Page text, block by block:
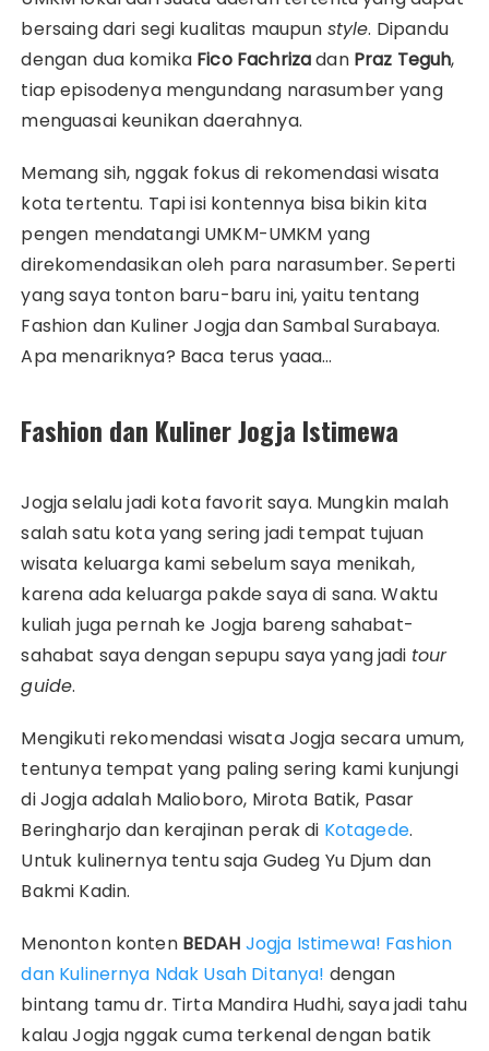
bersaing dari segi kualitas maupun style. Dipandu
dengan dua komika Fico Fachrizadan Praz Teguh,
tiap episodenya mengundang narasumber yang
menguasai keunikan daerahnya.
Memang sih, nggak fokus di rekomendasi wisata
kota tertentu. Tapi isi kontennya bisa bikin kita
pengen mendatangi UMKM-UMKM yang
direkomendasikan oleh para narasumber. Seperti
yang saya tonton baru-baru ini, yaitu tentang
Fashion dan Kuliner Jogja dan Sambal Surabaya.
Apa menariknya? Baca terus yaaa…
Fashion dan Kuliner Jogja Istimewa
Jogja selalu jadi kota favorit saya. Mungkin malah
salah satu kota yang sering jadi tempat tujuan
wisata keluarga kami sebelum saya menikah,
karena ada keluarga pakde saya di sana. Waktu
kuliah juga pernah ke Jogja bareng sahabat-
sahabat saya dengan sepupu saya yang jadi tour
guide.
Mengikuti rekomendasi wisata Jogja secara umum,
tentunya tempat yang paling sering kami kunjungi
di Jogja adalah Malioboro, Mirota Batik, Pasar
Beringharjo dan kerajinan perak di Kotagede.
Untuk kulinernya tentu saja Gudeg Yu Djum dan
Bakmi Kadin.
Menonton konten BEDAH Jogja Istimewa! Fashion
dan Kulinernya Ndak Usah Ditanya! dengan
bintang tamu dr. Tirta Mandira Hudhi, saya jadi tahu
kalau Jogja nggak cuma terkenal dengan batik